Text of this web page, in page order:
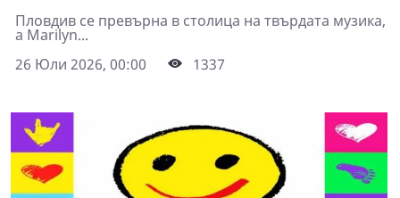
Пловдив се превърна в столица на твърдата музика,
а Marilyn...
26 Юли 2026, 00:00
1337